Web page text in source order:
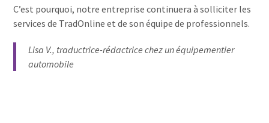
C’est pourquoi, notre entreprise continuera à solliciter les
services de TradOnline et de son équipe de professionnels.
Lisa V., traductrice-rédactrice chez un équipementier
automobile